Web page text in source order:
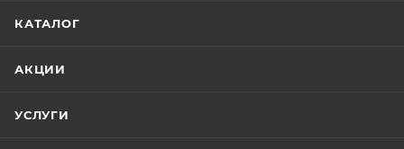
КАТАЛОГ
АКЦИИ
УСЛУГИ